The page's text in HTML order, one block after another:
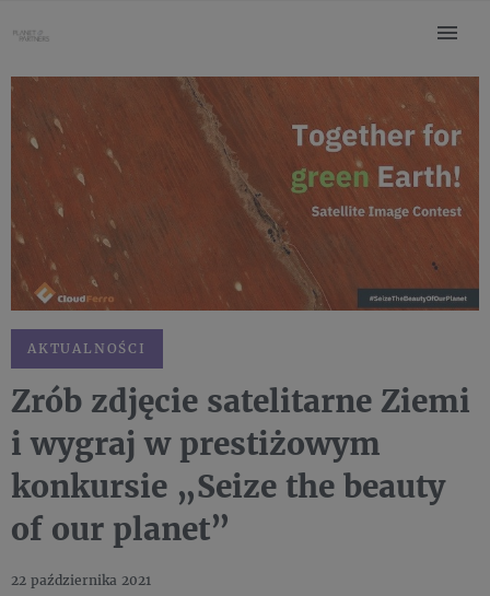
AKTUALNOŚCI
Zrób zdjęcie satelitarne Ziemi
i wygraj w prestiżowym
konkursie „Seize the beauty
of our planet”
22 października 2021